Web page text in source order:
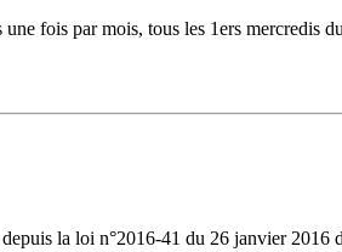
fois par mois, tous les 1ers mercredis
la loi n°2016-41 du 26 janvier 2016